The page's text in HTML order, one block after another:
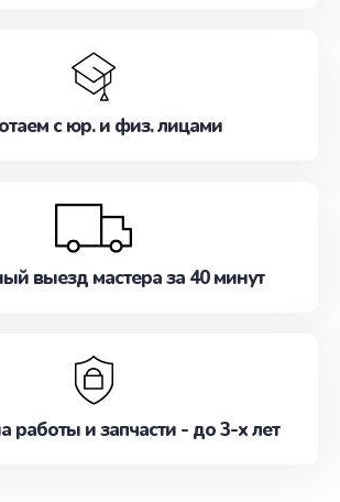
с юр. и физ. лицами
выезд мастера за 40 минут
работы и запчасти - до 3-х лет